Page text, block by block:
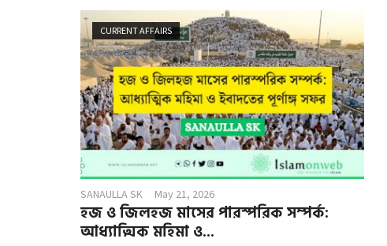
CURRENT AFFAIRS
SANAULLA SK May 21, 2026
হজ ও জিলহজ মাসের পারস্পরিক সম্পর্ক:
আধ্যাত্মিক মহিমা ও...